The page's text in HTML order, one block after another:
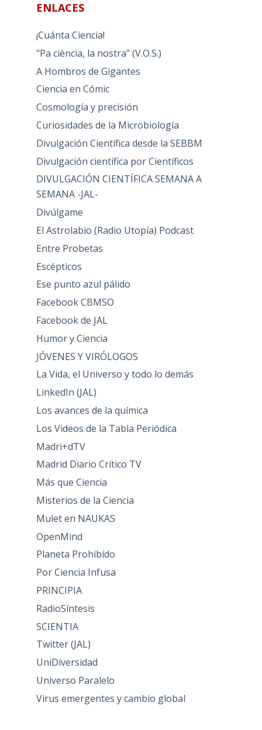
ENLACES
¡Cuánta Ciencia!
"Pa ciència, la nostra" (V.O.S.)
A Hombros de Gigantes
Ciencia en Cómic
Cosmología y precisión
Curiosidades de la Microbiología
Divulgación Científica desde la SEBBM
Divulgación científica por Científicos
DIVULGACIÓN CIENTÍFICA SEMANA A
SEMANA -JAL-
Divúlgame
El Astrolabio (Radio Utopía) Podcast
Entre Probetas
Escépticos
Ese punto azul pálido
Facebook CBMSO
Facebook de JAL
Humor y Ciencia
JÓVENES Y VIRÓLOGOS
La Vida, el Universo y todo lo demás
LinkedIn (JAL)
Los avances de la química
Los Videos de la Tabla Periódica
Madri+dTV
Madrid Diario Crítico TV
Más que Ciencia
Misterios de la Ciencia
Mulet en NAUKAS
OpenMind
Planeta Prohibido
Por Ciencia Infusa
PRINCIPIA
RadioSíntesis
SCIENTIA
Twitter (JAL)
UniDiversidad
Universo Paralelo
Virus emergentes y cambio global